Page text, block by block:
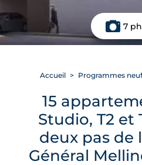
7
Accueil Programmes
15
Studio, T2 et
deux pas de
Général